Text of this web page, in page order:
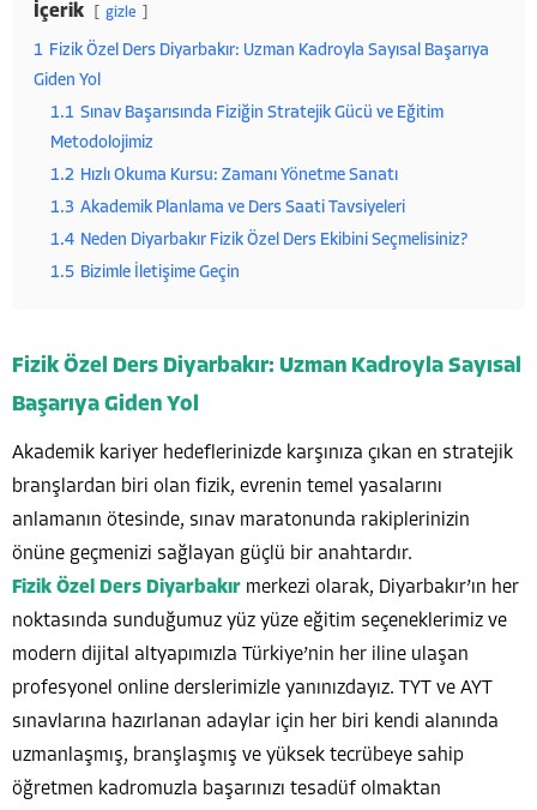
İçerik gizle
1 Fizik Özel Ders Diyarbakır: Uzman Kadroyla Sayısal Başarıya
Giden Yol
1.1 Sınav Başarısında Fiziğin Stratejik Gücü ve Eğitim
Metodolojimiz
1.2 Hızlı Okuma Kursu: Zamanı Yönetme Sanatı
1.3 Akademik Planlama ve Ders Saati Tavsiyeleri
1.4 Neden Diyarbakır Fizik Özel Ders Ekibini Seçmelisiniz?
1.5 Bizimle İletişime Geçin
Fizik Özel Ders Diyarbakır: Uzman Kadroyla Sayısal
Başarıya Giden Yol
Akademik kariyer hedeflerinizde karşınıza çıkan en stratejik
branşlardan biri olan fizik, evrenin temel yasalarını
anlamanın ötesinde, sınav maratonunda rakiplerinizin
önüne geçmenizi sağlayan güçlü bir anahtardır.
Fizik Özel Ders Diyarbakır merkezi olarak, Diyarbakır’ın her
noktasında sunduğumuz yüz yüze eğitim seçeneklerimiz ve
modern dijital altyapımızla Türkiye’nin her iline ulaşan
profesyonel online derslerimizle yanınızdayız. TYT ve AYT
sınavlarına hazırlanan adaylar için her biri kendi alanında
uzmanlaşmış, branşlaşmış ve yüksek tecrübeye sahip
öğretmen kadromuzla başarınızı tesadüf olmaktan